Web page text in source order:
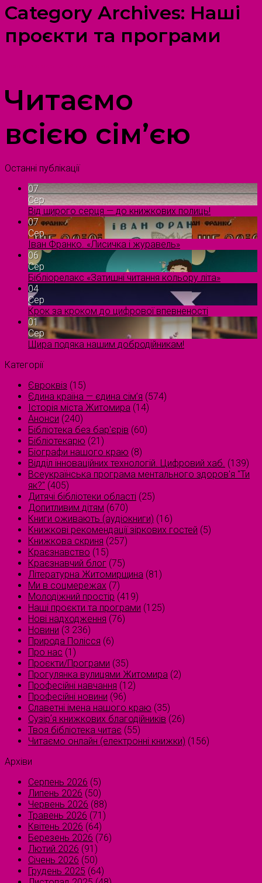
Category Archives: Наші
проєкти та програми
Читаємо
всією сім’єю
Останні публікації
07
Сер
Від щирого серця — до книжкових полиць!
07
Сер
Іван Франко. «Лисичка і журавель»
06
Сер
Бібліорелакс «Затишні читання кольору літа»
04
Сер
Крок за кроком до цифрової впевненості
01
Сер
Щира подяка нашим добродійникам!
Категорії
Євроквіз (15)
Єдина країна — єдина сім’я (574)
Історія міста Житомира (14)
Анонси (240)
Бібліотека без бар'єрів (60)
Бібліотекарю (21)
Біографи нашого краю (8)
Відділ інноваційних технологій. Цифровий хаб. (139)
Всеукраїнська програма ментального здоров'я "Ти
як?" (405)
Дитячі бібліотеки області (25)
Допитливим дітям (670)
Книги оживають (аудіокниги) (16)
Книжкові рекомендації зіркових гостей (5)
Книжкова скриня (257)
Краєзнавство (15)
Краєзнавчий блог (75)
Літературна Житомирщина (81)
Ми в соцмережах (7)
Молодіжний простір (419)
Наші проєкти та програми (125)
Нові надходження (76)
Новини (3 236)
Природа Полісся (6)
Про нас (1)
Проєкти/Програми (35)
Прогулянка вулицями Житомира (2)
Професійні навчання (12)
Професійні новини (96)
Славетні імена нашого краю (35)
Сузірʼя книжкових благодійників (26)
Твоя бібліотека читає (55)
Читаємо онлайн (електронні книжки) (156)
Архіви
Серпень 2026 (5)
Липень 2026 (50)
Червень 2026 (88)
Травень 2026 (71)
Квітень 2026 (64)
Березень 2026 (76)
Лютий 2026 (91)
Січень 2026 (50)
Грудень 2025 (64)